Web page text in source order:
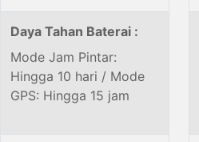
Daya Tahan Baterai :
Mode Jam Pintar:
Hingga 10 hari / Mode
GPS: Hingga 15 jam